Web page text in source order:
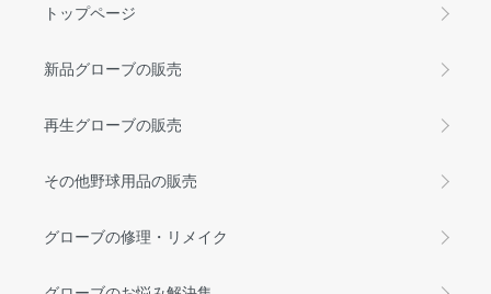
トップページ
新品グローブの販売
再生グローブの販売
その他野球用品の販売
グローブの修理・リメイク